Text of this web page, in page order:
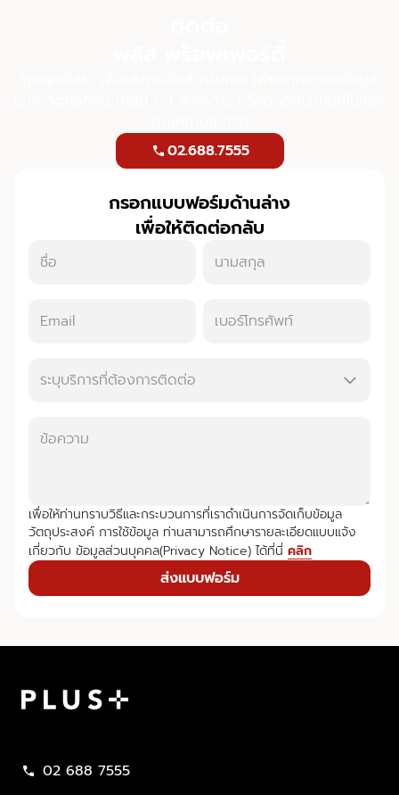
call 02.688.7555
กรอกแบบฟอร์มด้านล่าง
เพื่อให้ติดต่อกลับ
ระบุบริการที่ต้องการติดต่อ
เพื่อให้ท่านทราบวิธีและกระบวนการที่เราดำเนินการจัดเก็บข้อมูล
วัตถุประสงค์ การใช้ข้อมูล ท่านสามารถศึกษารายละเอียดแบบแจ้ง
เกี่ยวกับ ข้อมูลส่วนบุคคล(Privacy Notice) ได้ที่นี่ คลิก
ส่งแบบฟอร์ม
call 02 688 7555